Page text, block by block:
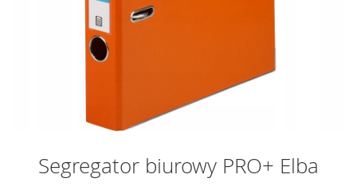
Segregator biurowy PRO+ Elba